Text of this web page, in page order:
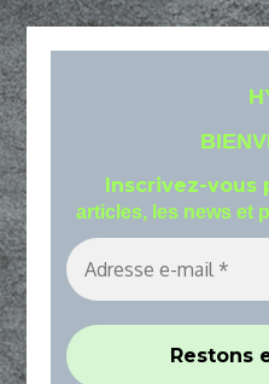
Inscrivez-vous
articles, les news et